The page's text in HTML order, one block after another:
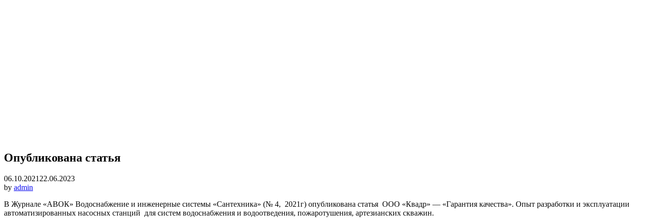
Опубликована статья
06.10.2021 22.06.2023
by admin
В Журнале «АВОК» Водоснабжение и инженерные системы «Сантехника» (№ 4, 2021г) опубликована статья ООО «Квадр» — «Гарантия качества». Опыт разработки и эксплуатации
автоматизированных насосных станций для систем водоснабжения и водоотведения, пожаротушения, артезианских скважин.